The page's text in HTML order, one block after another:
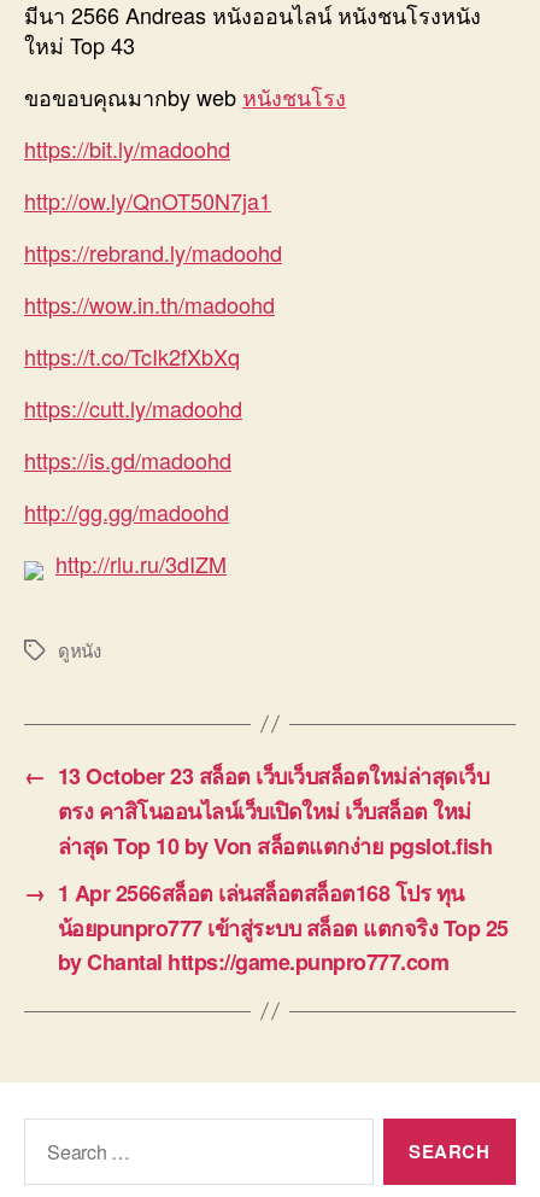
มีนา 2566 Andreas หนังออนไลน์ หนังชนโรงหนัง
ใหม่ Top 43
ขอขอบคุณมากby web หนังชนโรง
https://bit.ly/madoohd
http://ow.ly/QnOT50N7ja1
https://rebrand.ly/madoohd
https://wow.in.th/madoohd
https://t.co/TcIk2fXbXq
https://cutt.ly/madoohd
https://is.gd/madoohd
http://gg.gg/madoohd
http://rlu.ru/3dIZM
Tagsดูหนัง
← 13 October 23 สล็อต เว็บเว็บสล็อตใหม่ล่าสุดเว็บ
ตรง คาสิโนออนไลน์เว็บเปิดใหม่ เว็บสล็อต ใหม่
ล่าสุด Top 10 by Von สล็อตแตกง่าย pgslot.fish
→ 1 Apr 2566สล็อต เล่นสล็อตสล็อต168 โปร ทุน
น้อยpunpro777 เข้าสู่ระบบ สล็อต แตกจริง Top 25
by Chantal https://game.punpro777.com